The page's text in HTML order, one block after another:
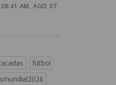
08:41 AM, AGO 07
fútbol